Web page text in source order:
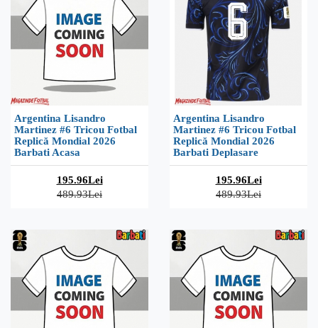
Argentina Lisandro
Martinez #6 Tricou Fotbal
Replică Mondial 2026
Barbati Acasa
195.96Lei
489.93Lei
Argentina Lisandro
Martinez #6 Tricou Fotbal
Replică Mondial 2026
Barbati Deplasare
195.96Lei
489.93Lei